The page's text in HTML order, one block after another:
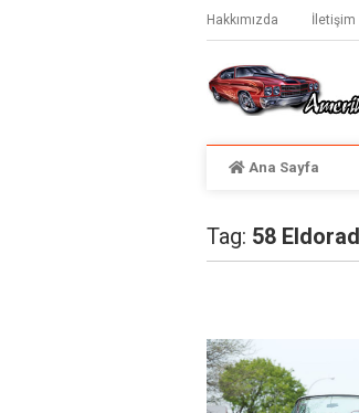
Hakkımızda İletişim
Ana Sayfa
Tag: 58